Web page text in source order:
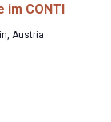
im CONTI
Austria